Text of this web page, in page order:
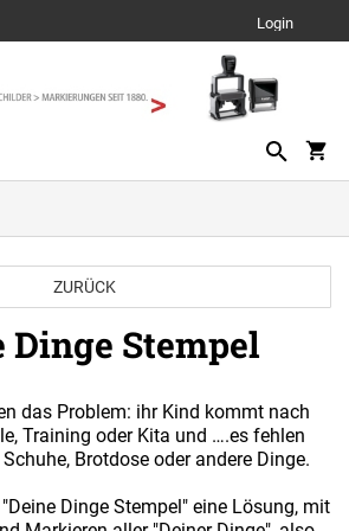
Login
EDY®
zu Hause / Unterwegs
ZURÜCK
Dinge Stempel
das Problem: ihr Kind kommt nach
Training oder Kita und ….es fehlen
Brotdose oder andere Dinge.
Dinge Stempel" eine Lösung, mit